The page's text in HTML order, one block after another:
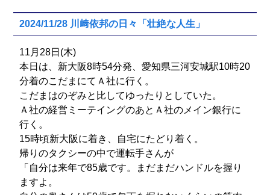
2024/11/28 川﨑依邦の日々「壮絶な人生」
11月28日(木)
本日は、新大阪8時54分発、愛知県三河安城駅10時20
分着のこだまにてＡ社に行く。
こだまはのぞみと比してゆったりとしていた。
Ａ社の経営ミーテイングのあとＡ社のメイン銀行に
行く。
15時頃新大阪に着き、自宅にたどり着く。
帰りのタクシーの中で運転手さんが
「自分は来年で85歳です。まだまだハンドルを握り
ますよ。